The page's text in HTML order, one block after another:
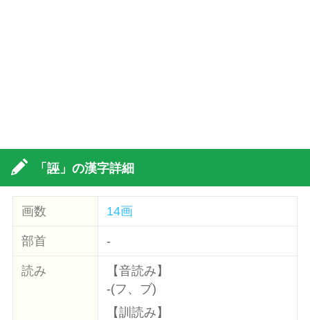
「誣」の漢字詳細
画数 14画
部首 -
読み
【音読み】
-(フ、ブ)
【訓読み】